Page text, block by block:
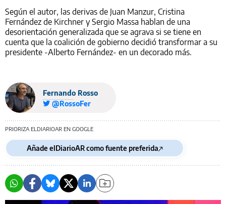
Según el autor, las derivas de Juan Manzur, Cristina
Fernández de Kirchner y Sergio Massa hablan de una
desorientación generalizada que se agrava si se tiene en
cuenta que la coalición de gobierno decidió transformar a su
presidente -Alberto Fernández- en un decorado más.
Fernando Rosso
@RossoFer
PRIORIZA ELDIARIOAR EN GOOGLE
Añade elDiarioAR como fuente preferida